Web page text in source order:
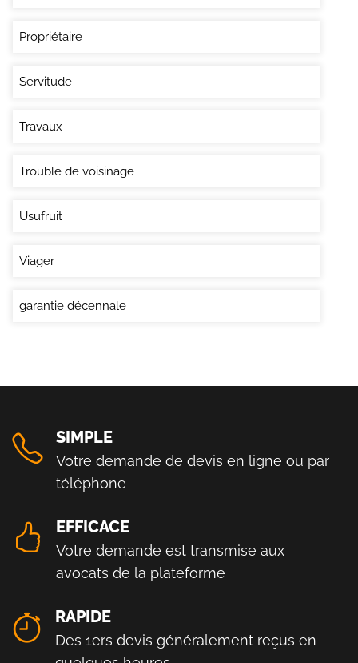
Propriétaire
Servitude
Travaux
Trouble de voisinage
Usufruit
Viager
garantie décennale
SIMPLE
Votre demande de devis en ligne ou par
téléphone
EFFICACE
Votre demande est transmise aux
avocats de la plateforme
RAPIDE
Des 1ers devis généralement reçus en